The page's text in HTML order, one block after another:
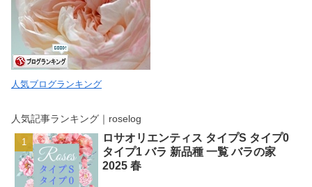
人気ブログランキング
人気記事ランキング｜roselog
ロサオリエンティス タイプS タイプ0
タイプ1 バラ 新品種 一覧 バラの家
2025 春